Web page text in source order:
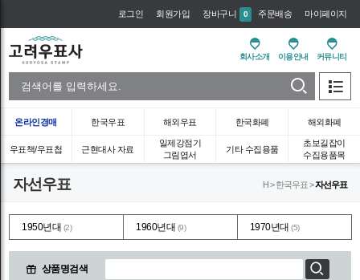
로그인 회원가입 장바구니 0 주문배송 마이페이지
회사소개 이용안내 커뮤니티
온라인경매 한국우표 해외우표 한국화폐 해외화폐
우표책/우표첩 근현대사 자료
일제강점기
그림엽서
기타 수집용품
초보길잡이
수집용품목
자선우표 H > 한국우표 >자선우표
1950년대 (2) 1960년대 (9) 1970년대(5)
상품명검색